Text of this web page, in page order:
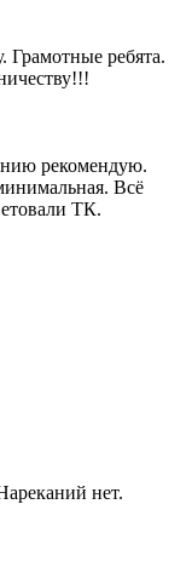
Грамотные ребята.
рекомендую.
Всё
ТК.
нет.